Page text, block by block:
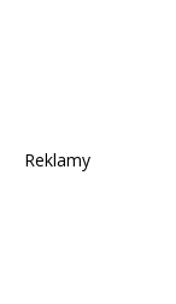
Reklamy